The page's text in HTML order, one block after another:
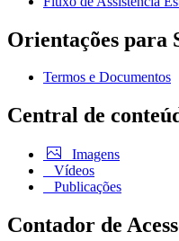
Orientações para
Termos e Documentos
Central de
Imagens
Vídeos
Publicações
Contador de